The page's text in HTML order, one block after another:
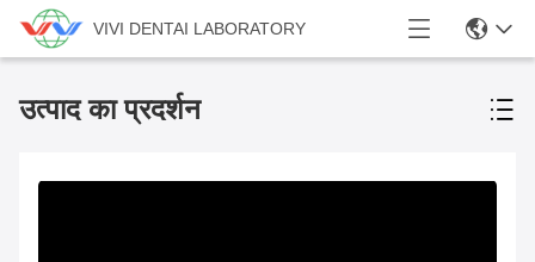
VIVI DENTAI LABORATORY
उत्पाद का प्रदर्शन